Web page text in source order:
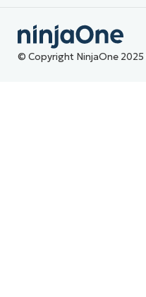
© Copyright NinjaOne 2025